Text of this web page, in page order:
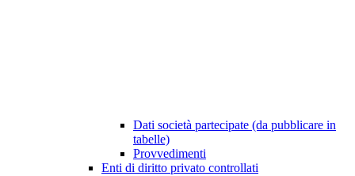
Dati società partecipate (da pubblicare in
tabelle)
Provvedimenti
Enti di diritto privato controllati